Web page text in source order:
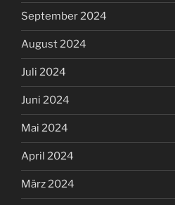
September 2024
August 2024
Juli 2024
Juni 2024
Mai 2024
April 2024
März 2024